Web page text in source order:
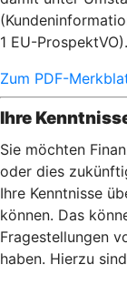
1 EU-ProspektVO).
Zum PDF-
Ihre
Sie möchten
oder dies
Ihre Kenntnisse
können. Das
Fragestellungen
haben. Hierzu